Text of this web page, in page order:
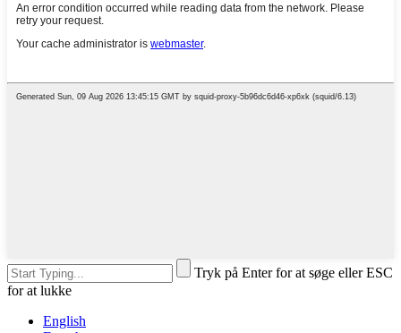
Tryk på Enter for at søge eller ESC
for at lukke
English